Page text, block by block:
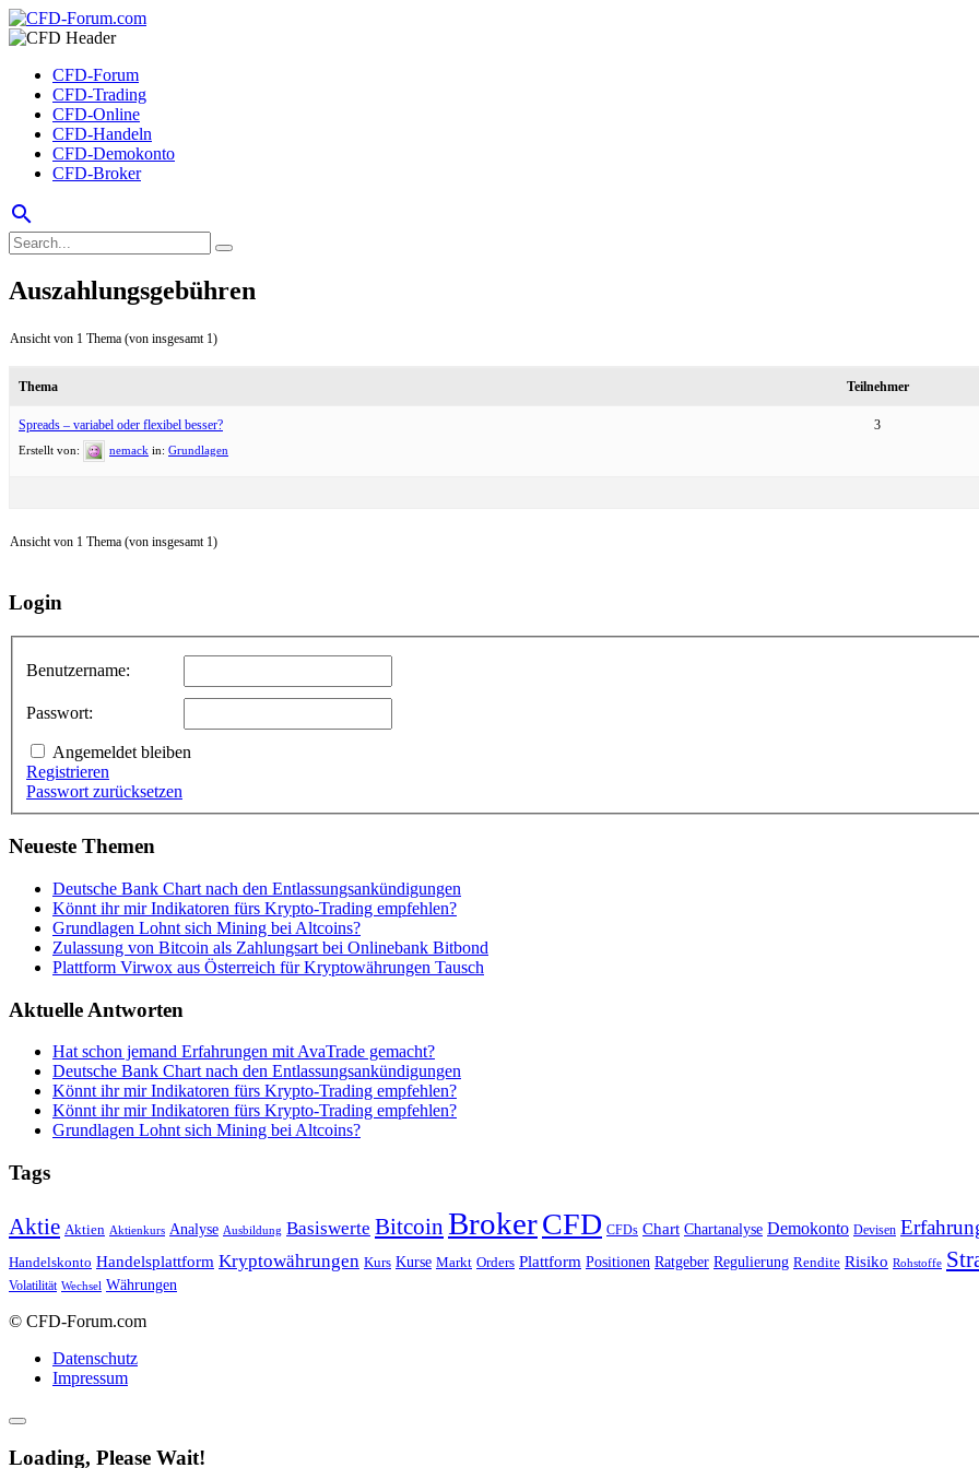
CFD-Forum
CFD-Trading
CFD-Online
CFD-Handeln
CFD-Demokonto
CFD-Broker
search
Auszahlungsgebühren
Ansicht von 1 Thema (von insgesamt 1)
Thema Teilnehmer
Spreads – variabel oder flexibel besser?
Erstellt von: nemack in: Grundlagen
3
Ansicht von 1 Thema (von insgesamt 1)
Login
Benutzername:
Passwort:
Angemeldet bleiben
Registrieren
Passwort zurücksetzen
Neueste Themen
Deutsche Bank Chart nach den Entlassungsankündigungen
Könnt ihr mir Indikatoren fürs Krypto-Trading empfehlen?
Grundlagen Lohnt sich Mining bei Altcoins?
Zulassung von Bitcoin als Zahlungsart bei Onlinebank Bitbond
Plattform Virwox aus Österreich für Kryptowährungen Tausch
Aktuelle Antworten
Hat schon jemand Erfahrungen mit AvaTrade gemacht?
Deutsche Bank Chart nach den Entlassungsankündigungen
Könnt ihr mir Indikatoren fürs Krypto-Trading empfehlen?
Könnt ihr mir Indikatoren fürs Krypto-Trading empfehlen?
Grundlagen Lohnt sich Mining bei Altcoins?
Tags
Aktie Aktien Aktienkurs Analyse Ausbildung Basiswerte Bitcoin BrokerCFD CFDs Chart Chartanalyse Demokonto Devisen
Handelskonto Handelsplattform Kryptowährungen Kurs Kurse Markt Orders Plattform Positionen Ratgeber Regulierung Rendite Risiko Rohstoffe
Volatilität Wechsel Währungen
© CFD-Forum.com
Datenschutz
Impressum
Loading, Please Wait!